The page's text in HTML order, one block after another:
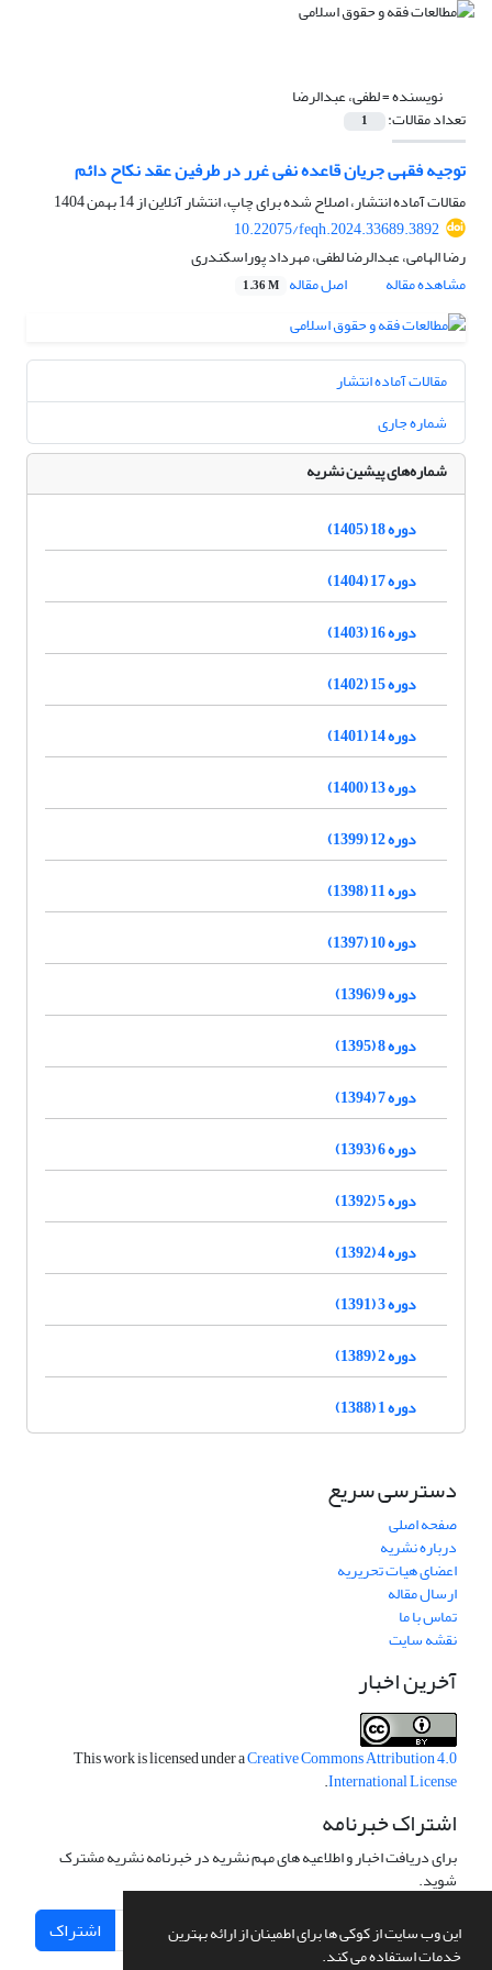
این وب سایت از کوکی ها برای اطمینان از ارائه بهترین
خدمات استفاده می کند.
نویسنده =لطفی، عبدالرضا
تعداد مقالات: 1
توجیه فقهی جریان قاعده نفی غرر در طرفین عقد نکاح دائم
مقالات آماده انتشار، اصلاح شده برای چاپ، انتشار آنلاین از14 بهمن 1404
10.22075/feqh.2024.33689.3892
رضا الهامی، عبدالرضا لطفی، مهرداد پوراسکندری
مشاهده مقاله
اصل مقاله 1.36 M
مقالات آماده انتشار
شماره جاری
شماره‌های پیشین نشریه
دوره 18 (1405)
دوره 17 (1404)
دوره 16 (1403)
دوره 15 (1402)
دوره 14 (1401)
دوره 13 (1400)
دوره 12 (1399)
دوره 11 (1398)
دوره 10 (1397)
دوره 9 (1396)
دوره 8 (1395)
دوره 7 (1394)
دوره 6 (1393)
دوره 5 (1392)
دوره 4 (1392)
دوره 3 (1391)
دوره 2 (1389)
دوره 1 (1388)
دسترسی سریع
صفحه اصلی
درباره نشریه
اعضای هیات تحریریه
ارسال مقاله
تماس با ما
نقشه سایت
آخرین اخبار
This work is licensed under aCreative Commons Attribution 4.0
International License
.
اشتراک خبرنامه
برای دریافت اخبار و اطلاعیه های مهم نشریه در خبرنامه نشریه مشترک
شوید.
اشتراک